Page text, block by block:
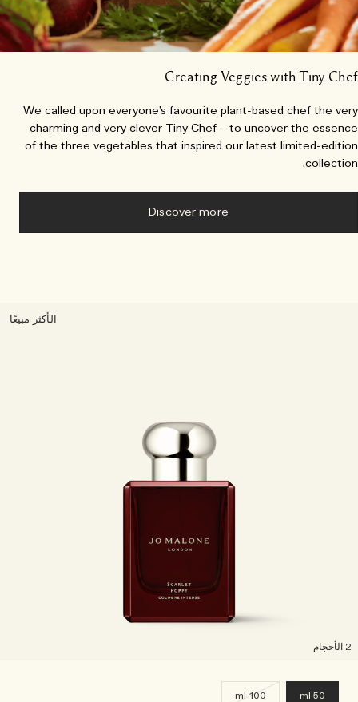
Creating Veggies with Tiny
We called upon everyone’s favourite plant-based chef the
charming and very clever Tiny Chef – to uncover the
of the three vegetables that inspired our latest limited-
Discover more
الأكثر مبيعًا
50 ml
100 ml